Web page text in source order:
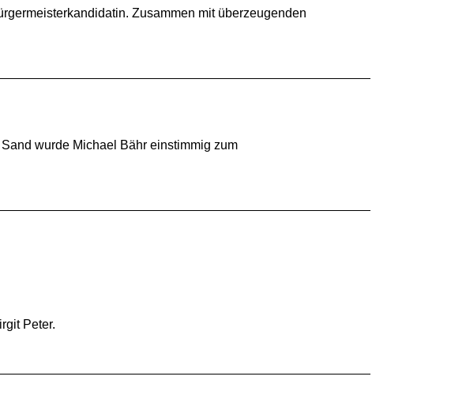
Zusammen mit überzeugenden
wurde Michael Bähr einstimmig zum
Peter.